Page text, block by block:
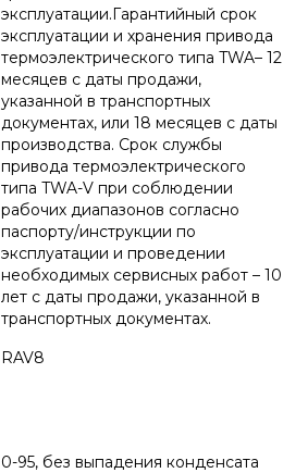
эксплуатации.Гарантийный срок
эксплуатации и хранения привода
термоэлектрического типа TWA– 12
месяцев с даты продажи,
указанной в транспортных
документах, или 18 месяцев с даты
производства. Срок службы
привода термоэлектрического
типа TWA-V при соблюдении
рабочих диапазонов согласно
паспорту/инструкции по
эксплуатации и проведении
необходимых сервисных работ – 10
лет с даты продажи, указанной в
транспортных документах.
RAV8
0-95, без выпадения конденсата